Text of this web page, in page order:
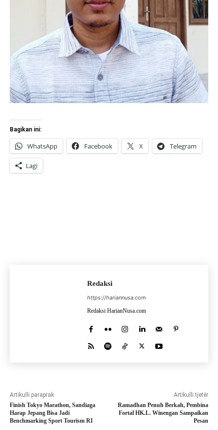
Bagikan ini:
WhatsApp Facebook X Telegram
Lagi
Redaksi
https://hariannusa.com
Redaksi HarianNusa.com
Artikulli paraprak
Finish Tokyo Marathon, Sandiaga
Harap Jepang Bisa Jadi
Benchmarking Sport Tourism RI
Artikulli tjetër
Ramadhan Penuh Berkah, Pembina
Fortal HK.L. Winengan Sampaikan
Pesan